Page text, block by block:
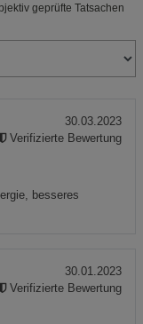
geprüfte Tatsachen
besseres
30.03.2023
Verifizierte Bewertung
30.01.2023
Verifizierte Bewertung